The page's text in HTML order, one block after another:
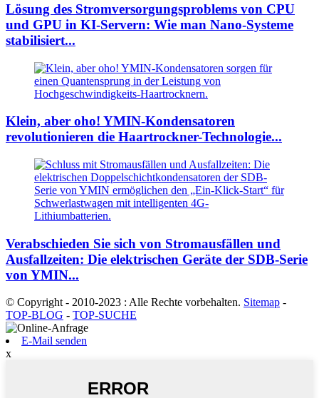
Lösung des Stromversorgungsproblems von CPU
und GPU in KI-Servern: Wie man Nano-Systeme
stabilisiert...
Klein, aber oho! YMIN-Kondensatoren
revolutionieren die Haartrockner-Technologie...
Verabschieden Sie sich von Stromausfällen und
Ausfallzeiten: Die elektrischen Geräte der SDB-Serie
von YMIN...
© Copyright - 2010-2023 : Alle Rechte vorbehalten. Sitemap -
TOP-BLOG - TOP-SUCHE
E-Mail senden
x